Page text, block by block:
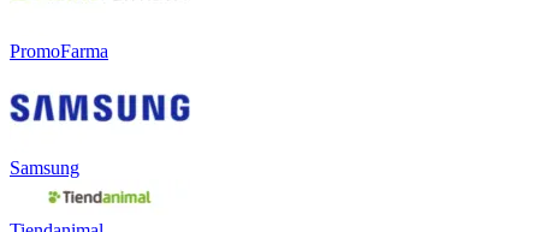
PromoFarma
Samsung